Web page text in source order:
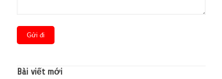
Bài viết mới